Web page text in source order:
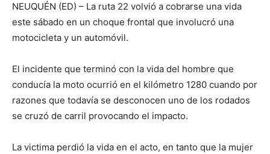
NEUQUÉN (ED) – La ruta 22 volvió a cobrarse una vida
este sábado en un choque frontal que involucró una
motocicleta y un automóvil.
El incidente que terminó con la vida del hombre que
conducía la moto ocurrió en el kilómetro 1280 cuando por
razones que todavía se desconocen uno de los rodados
se cruzó de carril provocando el impacto.
La victima perdió la vida en el acto, en tanto que la mujer